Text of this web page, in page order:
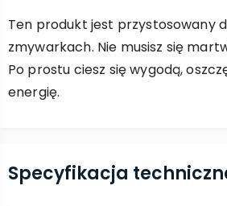
Ten produkt jest przystosowany
zmywarkach. Nie musisz się
Po prostu ciesz się wygodą,
energię.
Specyfikacja